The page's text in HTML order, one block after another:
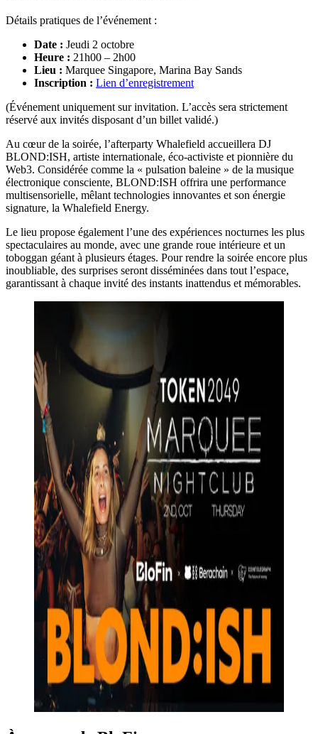
Détails pratiques de l’événement :
Date : Jeudi 2 octobre
Heure : 21h00 – 2h00
Lieu : Marquee Singapore, Marina Bay Sands
Inscription : Lien d’enregistrement
(Événement uniquement sur invitation. L’accès sera strictement
réservé aux invités disposant d’un billet validé.)
Au cœur de la soirée, l’afterparty Whalefield accueillera DJ
BLOND:ISH, artiste internationale, éco-activiste et pionnière du
Web3. Considérée comme la « pulsation baleine » de la musique
électronique consciente, BLOND:ISH offrira une performance
multisensorielle, mêlant technologies innovantes et son énergie
signature, la Whalefield Energy.
Le lieu propose également l’une des expériences nocturnes les plus
spectaculaires au monde, avec une grande roue intérieure et un
toboggan géant à plusieurs étages. Pour rendre la soirée encore plus
inoubliable, des surprises seront disséminées dans tout l’espace,
garantissant à chaque invité des instants inattendus et mémorables.